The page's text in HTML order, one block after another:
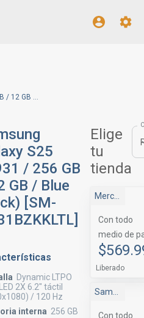
Samsung Galaxy S25 (S931 / 256 GB / 12 GB / Blue Black) [SM-S931BZKKLTL]
S25
/ 256 GB
GB / Blue
[SM-
Dynamic LTPO
2X 6.2" táctil
/ 120 Hz
interna 256 GB
Elige
tu
tienda
Mercado Libre
Con todo
medio de
Liberado
Con todo